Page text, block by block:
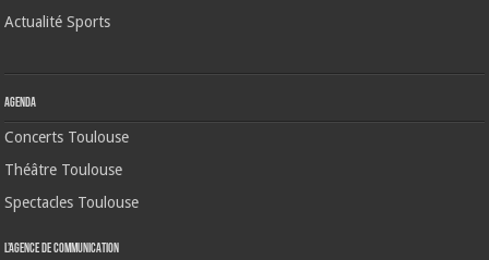
Actualité Sports
Agenda
Concerts Toulouse
Théâtre Toulouse
Spectacles Toulouse
L’agence de communication